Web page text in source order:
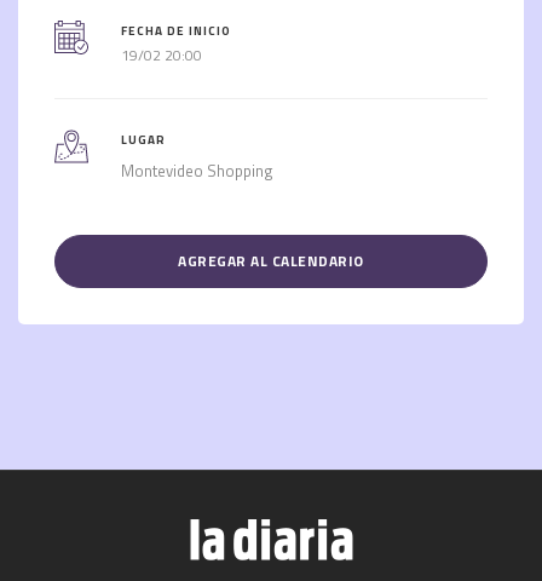
FECHA DE INICIO
19/02 20:00
LUGAR
Montevideo Shopping
AGREGAR AL CALENDARIO